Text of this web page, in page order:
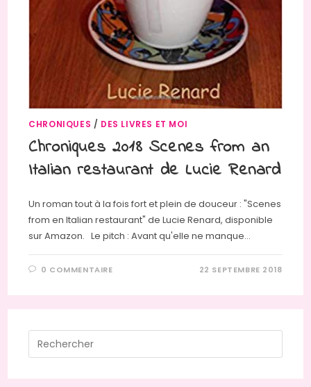
CHRONIQUES / DES LIVRES ET MOI
Chroniques 2018 Scenes from an
Italian restaurant de Lucie Renard
Un roman tout à la fois fort et plein de douceur : "Scenes
from en Italian restaurant" de Lucie Renard, disponible
sur Amazon. Le pitch : Avant qu'elle ne manque…
0 COMMENTAIRE 22 SEPTEMBRE 2018